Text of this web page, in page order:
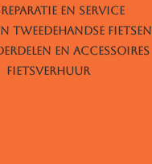
EN service
tweedehandse fietsen
en accessoires
Fietsverhuur